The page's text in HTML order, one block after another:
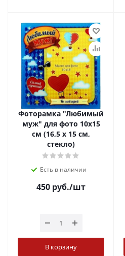
Фоторамка "Любимый
муж" для фото 10х15
см (16,5 х 15 см,
стекло)
Есть в наличии
450 руб./шт
В корзину